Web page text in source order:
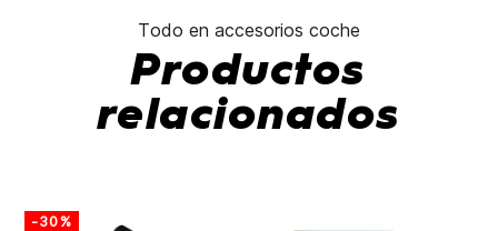
Todo en accesorios coche
Productos
relacionados
-30%